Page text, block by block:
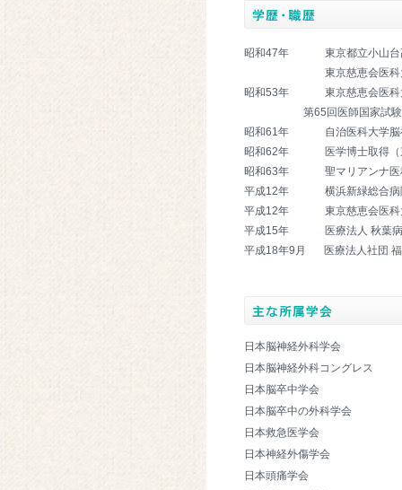
昭和47年
東京都立小山
東京慈恵会医
昭和53年
東京慈恵会医
第65回医師国家試験
昭和61年
自治医科大学
昭和62年
医学博士取得
昭和63年
聖マリアンナ
平成12年
横浜新緑総合
平成12年
東京慈恵会医
平成15年
医療法人 秋葉
平成18年9月
医療法人社団
日本脳神経外科学会
日本脳神経外科コングレス
日本脳卒中学会
日本脳卒中の外科学会
日本救急医学会
日本神経外傷学会
日本頭痛学会